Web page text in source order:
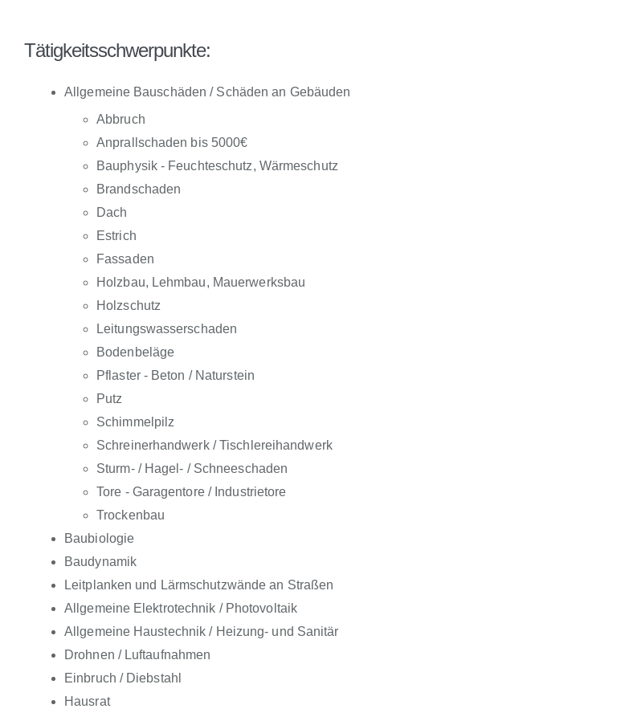
Tätigkeitsschwerpunkte:
Allgemeine Bauschäden / Schäden an Gebäuden
Abbruch
Anprallschaden bis 5000€
Bauphysik - Feuchteschutz, Wärmeschutz
Brandschaden
Dach
Estrich
Fassaden
Holzbau, Lehmbau, Mauerwerksbau
Holzschutz
Leitungswasserschaden
Bodenbeläge
Pflaster - Beton / Naturstein
Putz
Schimmelpilz
Schreinerhandwerk / Tischlereihandwerk
Sturm- / Hagel- / Schneeschaden
Tore - Garagentore / Industrietore
Trockenbau
Baubiologie
Baudynamik
Leitplanken und Lärmschutzwände an Straßen
Allgemeine Elektrotechnik / Photovoltaik
Allgemeine Haustechnik / Heizung- und Sanitär
Drohnen / Luftaufnahmen
Einbruch / Diebstahl
Hausrat